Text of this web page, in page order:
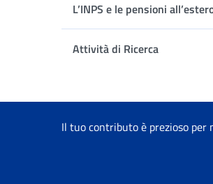
L’INPS e le pensioni
Attività di Ricerca
Il tuo contributo è prezioso